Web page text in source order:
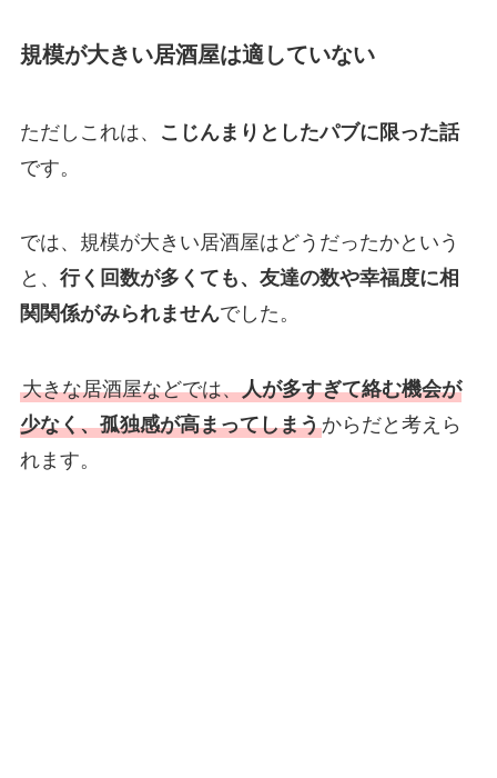
規模が大きい居酒屋は適していない
ただしこれは、
こじんまりとしたパブに限った話
です。
では、規模が大きい居酒屋はどうだったかという
と、 行く回数が多くても、友達の数や幸福度に相
関関係がみられませんでした。
大きな居酒屋などでは、人が多すぎて絡む機会が
少なく、孤独感が高まってしまうからだと考えら
れます。